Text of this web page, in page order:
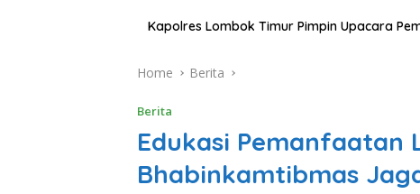
Kapolres Lombok Timur Pimpin Upacara
Home Berita
Berita
Edukasi Pemanfaatan
Bhabinkamtibmas